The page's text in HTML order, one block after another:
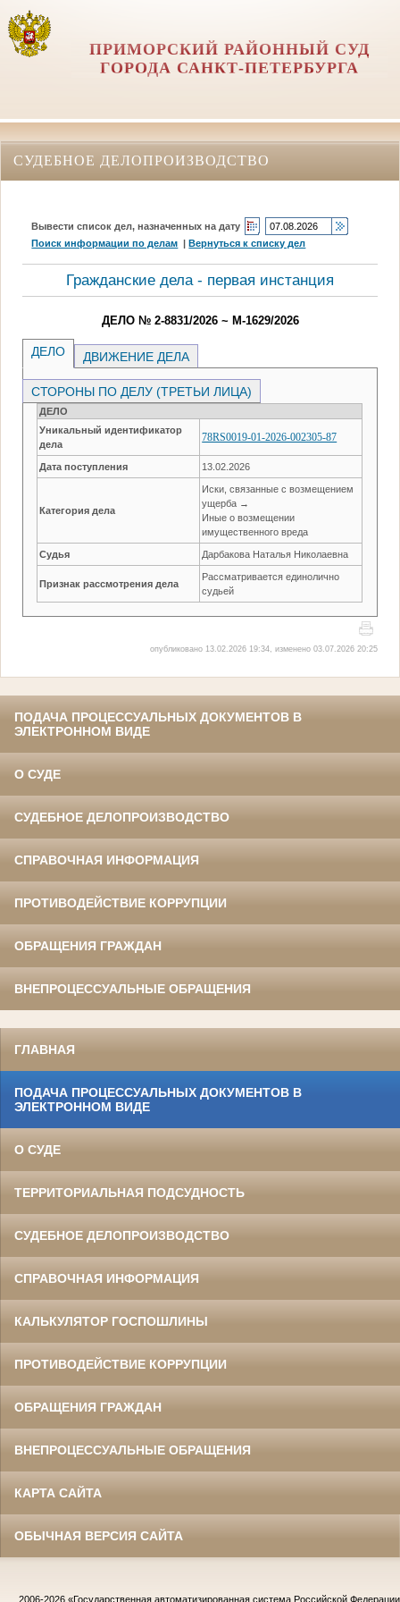
ПРИМОРСКИЙ РАЙОННЫЙ СУД
ГОРОДА САНКТ-ПЕТЕРБУРГА
СУДЕБНОЕ ДЕЛОПРОИЗВОДСТВО
Вывести список дел, назначенных на дату
Поиск информации по делам |Вернуться к списку дел
Гражданские дела - первая инстанция
ДЕЛО № 2-8831/2026 ~ М-1629/2026
ДЕЛО ДВИЖЕНИЕ ДЕЛА
СТОРОНЫ ПО ДЕЛУ (ТРЕТЬИ ЛИЦА)
ДЕЛО
Уникальный идентификатор
дела
78RS0019-01-2026-002305-87
Дата поступления 13.02.2026
Категория дела
Иски, связанные с возмещением
ущерба →
Иные о возмещении
имущественного вреда
Судья Дарбакова Наталья Николаевна
Признак рассмотрения дела
Рассматривается единолично
судьей
опубликовано 13.02.2026 19:34, изменено 03.07.2026 20:25
ПОДАЧА ПРОЦЕССУАЛЬНЫХ ДОКУМЕНТОВ В
ЭЛЕКТРОННОМ ВИДЕ
О СУДЕ
СУДЕБНОЕ ДЕЛОПРОИЗВОДСТВО
СПРАВОЧНАЯ ИНФОРМАЦИЯ
ПРОТИВОДЕЙСТВИЕ КОРРУПЦИИ
ОБРАЩЕНИЯ ГРАЖДАН
ВНЕПРОЦЕССУАЛЬНЫЕ ОБРАЩЕНИЯ
ГЛАВНАЯ
ПОДАЧА ПРОЦЕССУАЛЬНЫХ ДОКУМЕНТОВ В
ЭЛЕКТРОННОМ ВИДЕ
О СУДЕ
ТЕРРИТОРИАЛЬНАЯ ПОДСУДНОСТЬ
СУДЕБНОЕ ДЕЛОПРОИЗВОДСТВО
СПРАВОЧНАЯ ИНФОРМАЦИЯ
КАЛЬКУЛЯТОР ГОСПОШЛИНЫ
ПРОТИВОДЕЙСТВИЕ КОРРУПЦИИ
ОБРАЩЕНИЯ ГРАЖДАН
ВНЕПРОЦЕССУАЛЬНЫЕ ОБРАЩЕНИЯ
КАРТА САЙТА
ОБЫЧНАЯ ВЕРСИЯ САЙТА
2006-2026 «Государственная автоматизированная система Российской